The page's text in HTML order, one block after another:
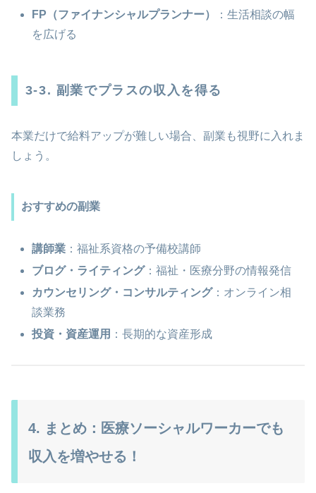
FP（ファイナンシャルプランナー）
：生活相談の幅
を広げる
3-3. 副業でプラスの収入を得る
本業だけで給料アップが難しい場合、副業も視野に入れま
しょう。
おすすめの副業
講師業 ：福祉系資格の予備校講師
ブログ・ライティング：福祉・医療分野の情報発信
カウンセリング・コンサルティング：オンライン相
談業務
投資・資産運用 ：長期的な資産形成
4. まとめ：医療ソーシャルワーカーでも
収入を増やせる！